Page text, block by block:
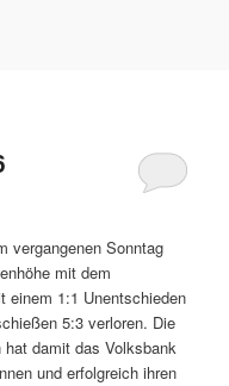
vergangenen Sonntag
mit dem
einem 1:1 Unentschieden
5:3 verloren. Die
damit das Volksbank
und erfolgreich ihren